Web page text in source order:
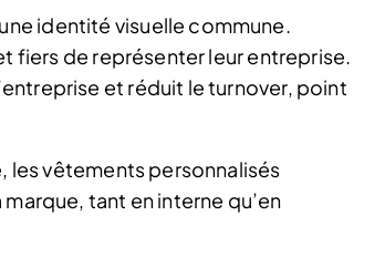
identité visuelle commune.
fiers de représenter leur entreprise.
et réduit le turnover, point
les vêtements personnalisés
tant en interne qu’en